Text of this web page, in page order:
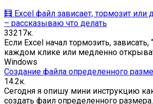
🧮 Excel файл зависает, тормозит или
– рассказываю что делать
33217к.
Если Excel начал тормозить, зависать,
каждом клике или медленно
Windows
Создание файла определенного
14.2к.
Сегодня я опишу мини инструкцию
создать фаил определенного